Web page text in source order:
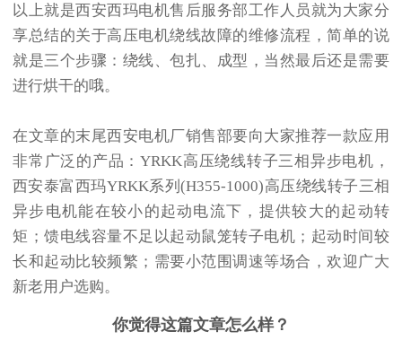
以上就是西安西玛电机售后服务部工作人员就为大家分
享总结的关于高压电机绕线故障的维修流程，简单的说
就是三个步骤：绕线、包扎、成型，当然最后还是需要
进行烘干的哦。
在文章的末尾西安电机厂销售部要向大家推荐一款应用
非常广泛的产品：YRKK高压绕线转子三相异步电机，
西安泰富西玛YRKK系列(H355-1000)高压绕线转子三相
异步电机能在较小的起动电流下，提供较大的起动转
矩；馈电线容量不足以起动鼠笼转子电机；起动时间较
长和起动比较频繁；需要小范围调速等场合，欢迎广大
新老用户选购。
你觉得这篇文章怎么样？